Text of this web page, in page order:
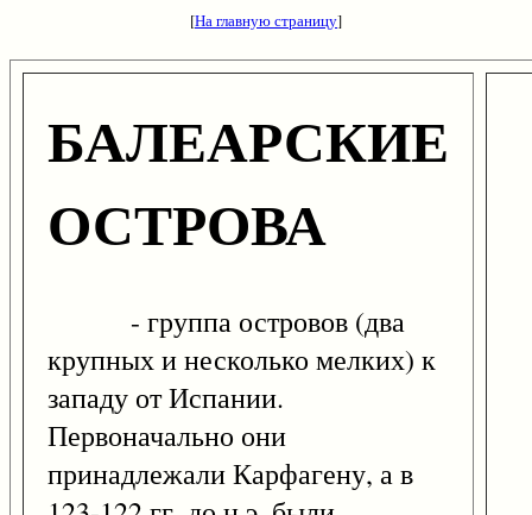
[На главную страницу]
БАЛЕАРСКИЕ
ОСТРОВА
- группа островов (два
крупных и несколько мелких) к
западу от Испании.
Первоначально они
принадлежали Карфагену, а в